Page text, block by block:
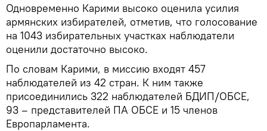
Одновременно Карими высоко оценила усилия
армянских избирателей, отметив, что голосование
на 1043 избирательных участках наблюдатели
оценили достаточно высоко.
По словам Карими, в миссию входят 457
наблюдателей из 42 стран. К ним также
присоединились 322 наблюдателей БДИП/ОБСЕ,
93 – представителей ПА ОБСЕ и 15 членов
Европарламента.